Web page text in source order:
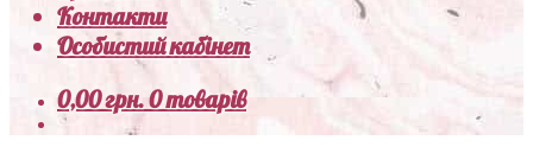
Контакти
Особистий кабінет
0,00грн.0 товарів